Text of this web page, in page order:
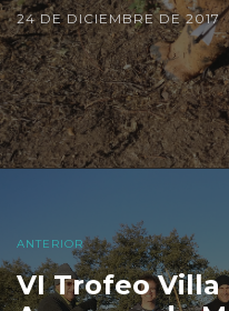
24 DE DICIEMBRE DE 2017
ANTERIOR
VI Trofeo